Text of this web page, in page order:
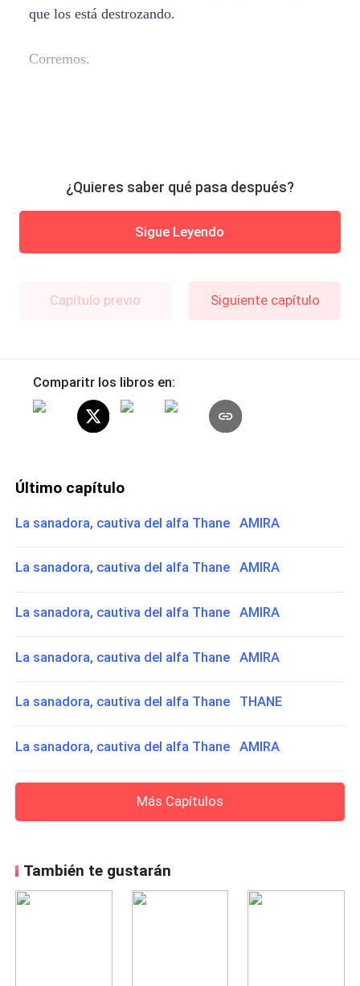
que los está destrozando.
Corremos.
¿Quieres saber qué pasa después?
Sigue Leyendo
Capítulo previo Siguiente capítulo
Comparitr los libros en:
Último capítulo
La sanadora, cautiva del alfa Thane AMIRA
La sanadora, cautiva del alfa Thane AMIRA
La sanadora, cautiva del alfa Thane AMIRA
La sanadora, cautiva del alfa Thane AMIRA
La sanadora, cautiva del alfa Thane THANE
La sanadora, cautiva del alfa Thane AMIRA
Más Capítulos
También te gustarán